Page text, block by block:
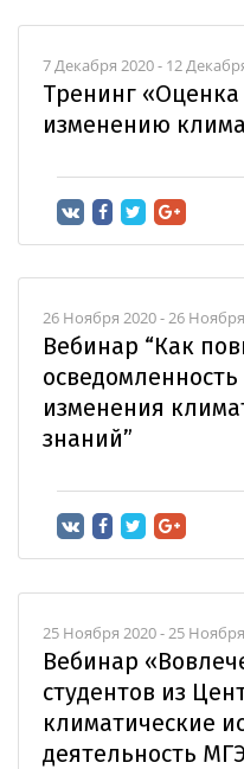
7 Декабря 2020 - 12
Тренинг «Оценка
изменению
26 Ноября 2020 - 26
Вебинар “Как
изменения
знаний”
25 Ноября 2020 - 25
Вебинар
студентов из
климатические
деятельность